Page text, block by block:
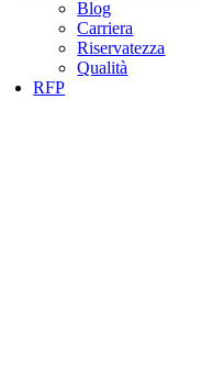
Blog
Carriera
Riservatezza
Qualità
RFP